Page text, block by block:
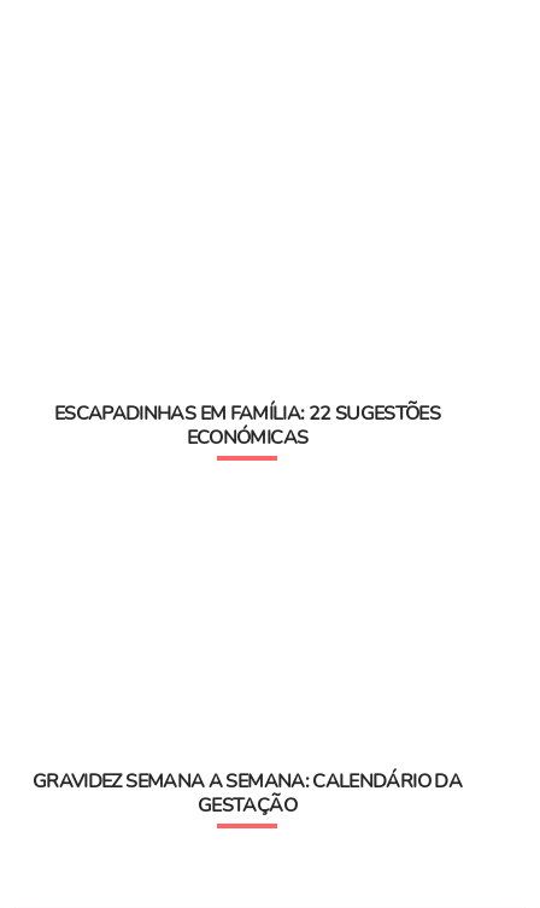
ESCAPADINHAS EM FAMÍLIA: 22 SUGESTÕES
ECONÓMICAS
GRAVIDEZ SEMANA A SEMANA: CALENDÁRIO DA
GESTAÇÃO